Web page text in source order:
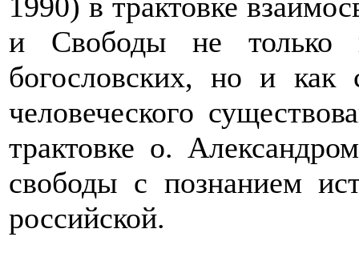
1990) в трактовке
и Свободы не только
богословских, но и как
человеческого
трактовке о.
свободы с познанием
российской.